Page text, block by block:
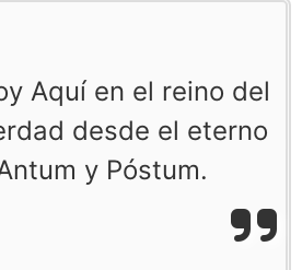
Aquí en el reino del
desde el eterno
y Póstum.